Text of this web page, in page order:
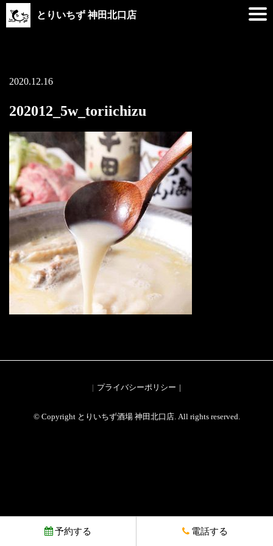
とりいちず 神田北口店
2020.12.16
202012_5w_toriichizu
プライバシーポリシー
© Copyright とりいちず酒場 神田北口店. All rights reserved.
予約する 電話する